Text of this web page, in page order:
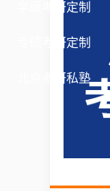
学硕考研定制
专硕考研定制
北京考研私塾